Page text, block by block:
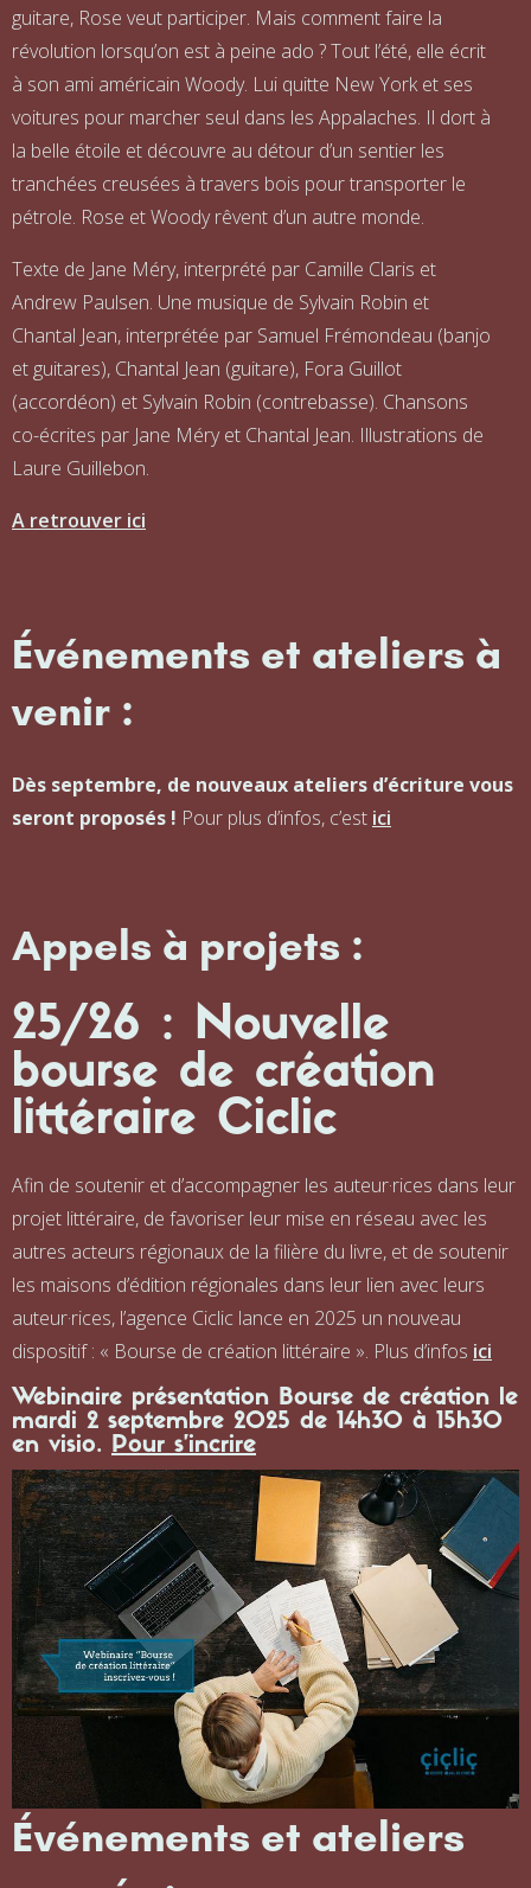
guitare, Rose veut participer. Mais comment faire la
révolution lorsqu’on est à peine ado ? Tout l’été, elle écrit
à son ami américain Woody. Lui quitte New York et ses
voitures pour marcher seul dans les Appalaches. Il dort à
la belle étoile et découvre au détour d’un sentier les
tranchées creusées à travers bois pour transporter le
pétrole. Rose et Woody rêvent d’un autre monde.
Texte de Jane Méry, interprété par Camille Claris et
Andrew Paulsen. Une musique de Sylvain Robin et
Chantal Jean, interprétée par Samuel Frémondeau (banjo
et guitares), Chantal Jean (guitare), Fora Guillot
(accordéon) et Sylvain Robin (contrebasse). Chansons
co-écrites par Jane Méry et Chantal Jean. Illustrations de
Laure Guillebon.
A retrouver ici
Événements et ateliers à
venir :
Dès septembre, de nouveaux ateliers d’écriture vous
seront proposés ! Pour plus d’infos, c’est ici
Appels à projets :
25/26 : Nouvelle
bourse de création
littéraire Ciclic
Afin de soutenir et d’accompagner les auteur·rices dans leur
projet littéraire, de favoriser leur mise en réseau avec les
autres acteurs régionaux de la filière du livre, et de soutenir
les maisons d’édition régionales dans leur lien avec leurs
auteur·rices, l’agence Ciclic lance en 2025 un nouveau
dispositif : « Bourse de création littéraire ». Plus d’infos ici
Webinaire présentation Bourse de création le
mardi 2 septembre 2025 de 14h30 à 15h30
en visio. Pour s’incrire
Événements et ateliers